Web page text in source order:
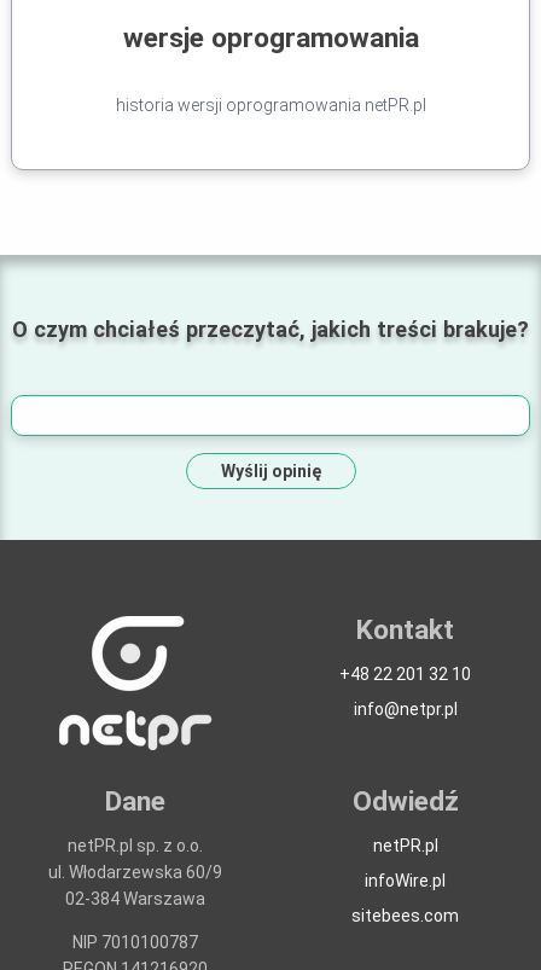
wersje oprogramowania
historia wersji oprogramowania netPR.pl
O czym chciałeś przeczytać, jakich treści brakuje?
Wyślij opinię
Kontakt
+48 22 201 32 10
info@netpr.pl
Dane
netPR.pl sp. z o.o.
ul. Włodarzewska 60/9
02-384 Warszawa
NIP 7010100787
Odwiedź
netPR.pl
infoWire.pl
sitebees.com